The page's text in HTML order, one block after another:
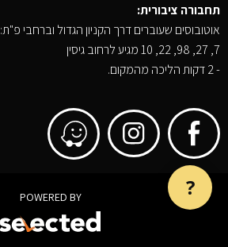
תחבורה ציבורית:
אוטובוסים שעוברים דרך הקניון הגדול וברחבי פ"ת:
7, 27, 98, 22, 10 מגיע לרחוב גיסין
- 2 דקות הליכה מהמקום.
POWERED BY ?